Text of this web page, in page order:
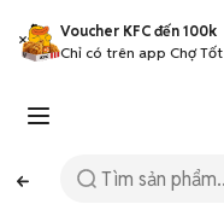
Voucher KFC đến 100k
Chỉ có trên app Chợ Tốt